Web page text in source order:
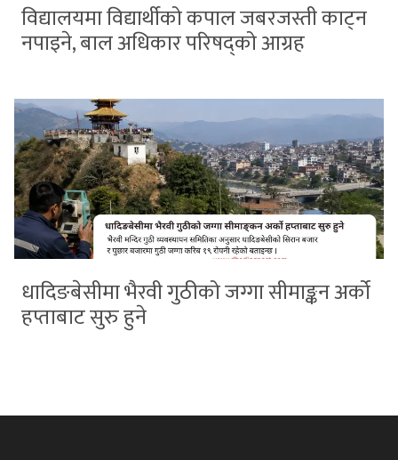
विद्यालयमा विद्यार्थीको कपाल जबरजस्ती काट्न
नपाइने, बाल अधिकार परिषद्को आग्रह
धादिङबेसीमा भैरवी गुठीको जग्गा सीमाङ्कन अर्को
हप्ताबाट सुरु हुने